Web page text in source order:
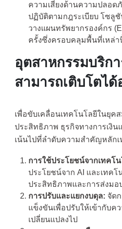
ความเสี่ยงด้านความปลอด
ปฏิบัติตามกฎระเบียบ โซลู
วางแผนทรัพยากรองค์กร
ครั้งซึ่งครอบคลุมพื้นที่เหล่า
อุตสาหกรรมบริกา
สามารถเติบโตได้
เพื่อขับเคลื่อนเทคโนโลยีในยุค
ประสิทธิภาพ ธุรกิจทางการเงิ
เน้นไปที่ลำดับความสำคัญหลักเ
การใช้ประโยชน์จากเทคโ
ประโยชน์จาก AI และเทคโ
ประสิทธิภาพและการส่งมอ
การปรับและแยกงบดุล: จัด
แข็งขันเพื่อปรับให้เข้ากับค
เปลี่ยนแปลงไป